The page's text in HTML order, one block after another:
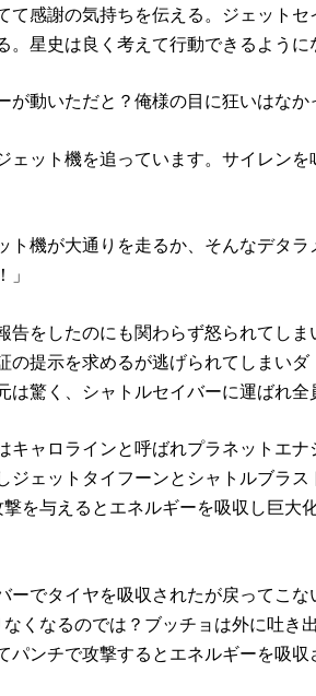
て感謝の気持ちを伝える。ジェット
。星史は良く考えて行動できるように
が動いただと？俺様の目に狂いはなか
ェット機を追っています。サイレン
ト機が大通りを走るか、そんなデタ
告をしたのにも関わらず怒られてし
の提示を求めるが逃げられてしまい
は驚く、シャトルセイバーに運ばれ全
キャロラインと呼ばれプラネットエ
ジェットタイフーンとシャトルブラ
を与えるとエネルギーを吸収し巨大
ーでタイヤを吸収されたが戻ってこ
くなるのでは？ブッチョは外に吐き
パンチで攻撃するとエネルギーを吸収